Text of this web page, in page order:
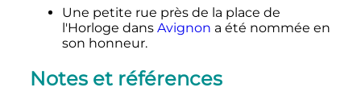
Une petite rue près de la place de
l'Horloge dans Avignon a été nommée en
son honneur.
Notes et références